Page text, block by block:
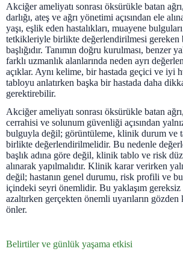
Akciğer ameliyatı sonrası öksürükle batan
darlığı, ateş ve ağrı yönetimi açısından ele
yaşı, eşlik eden hastalıkları, muayene
tetkikleriyle birlikte değerlendirilmesi gereken
başlığıdır. Tanımın doğru kurulması, benzer
farklı uzmanlık alanlarında neden ayrı
açıklar. Aynı kelime, bir hastada geçici ve iyi
tabloyu anlatırken başka bir hastada daha
gerektirebilir.
Akciğer ameliyatı sonrası öksürükle batan
cerrahisi ve solunum güvenliği açısından
bulguyla değil; görüntüleme, klinik durum ve
birlikte değerlendirilmelidir. Bu nedenle
başlık adına göre değil, klinik tablo ve risk
alınarak yapılmalıdır. Klinik karar verirken
değil; hastanın genel durumu, risk profili ve
içindeki seyri önemlidir. Bu yaklaşım gereksiz
azaltırken gerçekten önemli uyarıların gözden
önler.
Belirtiler ve günlük yaşama etkisi